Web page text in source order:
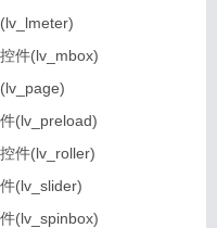
件(lv_mbox)
(lv_preload)
件(lv_roller)
(lv_slider)
(lv_spinbox)